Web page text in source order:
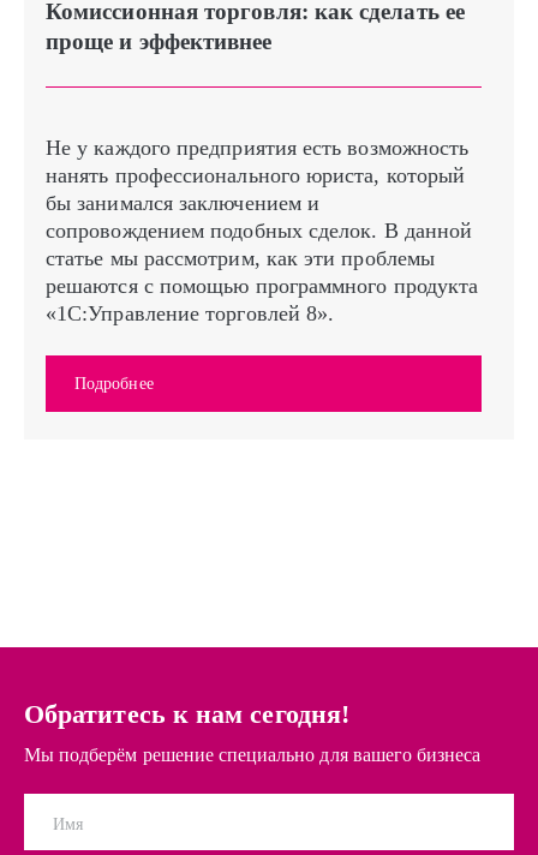
Комиссионная торговля: как сделать ее
проще и эффективнее
Не у каждого предприятия есть возможность
нанять профессионального юриста, который
бы занимался заключением и
сопровождением подобных сделок. В данной
статье мы рассмотрим, как эти проблемы
решаются с помощью программного продукта
«1С:Управление торговлей 8».
Подробнее
Обратитесь к нам сегодня!
Мы подберём решение специально для вашего бизнеса
Имя